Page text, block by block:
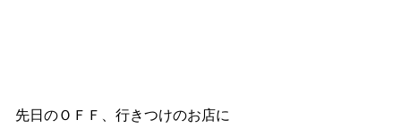
先日のＯＦＦ、行きつけのお店に